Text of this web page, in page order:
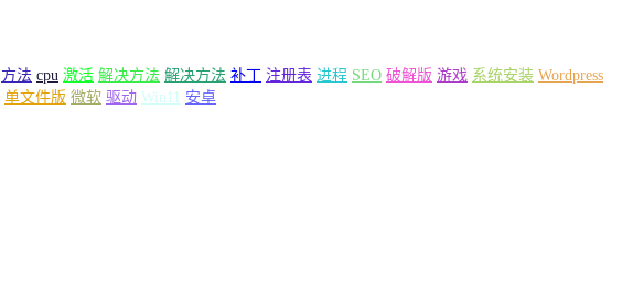
方法 cpu 激活 解决方法 解决方法 补丁 注册表 进程 SEO 破解版 游戏 系统安装 Wordpress
单文件版 微软 驱动 Win11 安卓